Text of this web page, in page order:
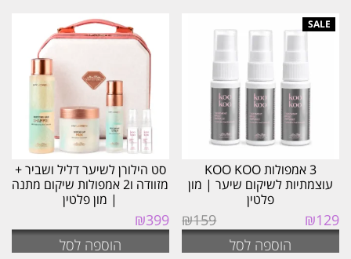
3 אמפולות KOO KOO
עוצמתיות לשיקום שיער | מון
פלטין
₪159
המחיר
המקורי
₪129
הנוכחי
הוא:הוספה לסל
סט הילורן לשיער דליל ושביר +
מזוודה ו2 אמפולות שיקום מתנה
| מון פלטין
₪399
הוספה לסל